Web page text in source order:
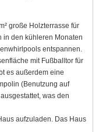
große Holzterrasse für
in den kühleren Monaten
entspannen.
mit Fußballtor für
es außerdem eine
(Benutzung auf
was den
aufzuladen. Das Haus